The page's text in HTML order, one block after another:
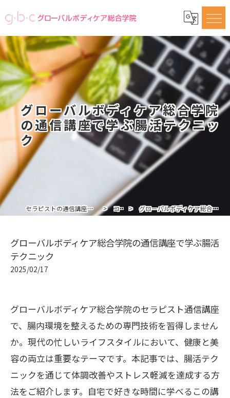
グローバルボディケア総合学院
の通信講座で学ぶ腸活テクニッ
ク
セラピストの通信講座ならグローバルボディケア総合学院 コラム グローバルボディケア総合学院の通信講座で学ぶ腸活テクニック
グローバルボディケア総合学院の通信講座で学ぶ腸活
テクニック
2025/02/17
グローバルボディケア総合学院のセラピスト通信講座
で、腸内環境を整えるための専門技術を習得しません
か。現代の忙しいライフスタイルにおいて、健康と美
容の両立は重要なテーマです。本記事では、腸活テク
ニックを通じて体調改善やストレス軽減を達成する方
法をご紹介します。自宅で好きな時間に学べるこの講